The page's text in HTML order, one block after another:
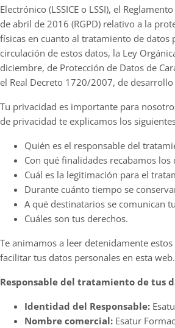
Electrónico (LSSICE o LSSI), el
de abril de 2016 (RGPD) relativo a la
físicas en cuanto al tratamiento de datos
circulación de estos datos, la Ley
diciembre, de Protección de Datos de
el Real Decreto 1720/2007, de
Tu privacidad es importante para
de privacidad te explicamos los
Quién es el responsable del
Con qué finalidades recabamos los
Cuál es la legitimación para el
Durante cuánto tiempo se
A qué destinatarios se comunican
Cuáles son tus derechos.
Te animamos a leer detenidamente
facilitar tus datos personales en esta web.
Responsable del tratamiento de tus
Identidad del Responsable:
Nombre comercial: Esatur